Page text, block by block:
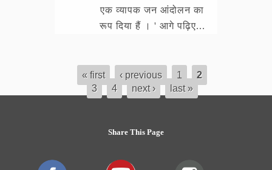
एक व्यापक जन आंदोलन का
रूप दिया हैं । ' आगे पढ़िए...
« first ‹ previous 1
2
3
4 next › last »
Share This Page